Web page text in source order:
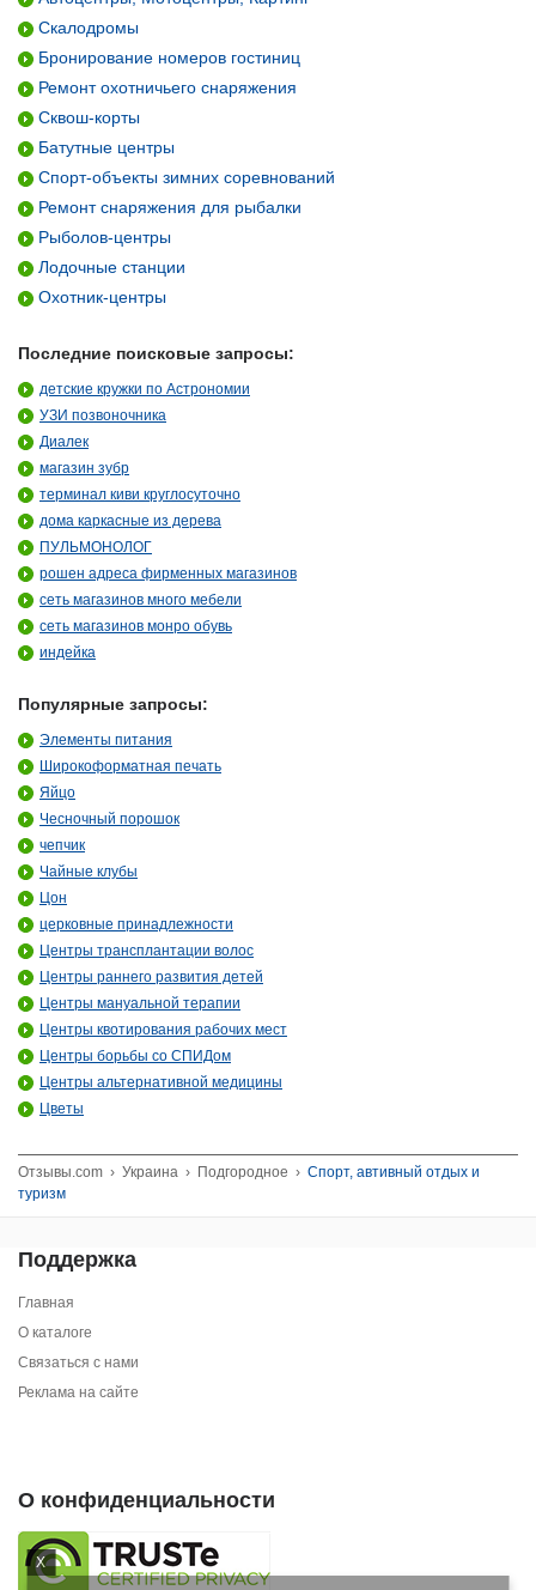
X
Скалодромы
Бронирование номеров гостиниц
Ремонт охотничьего снаряжения
Сквош-корты
Батутные центры
Спорт-объекты зимних соревнований
Ремонт снаряжения для рыбалки
Рыболов-центры
Лодочные станции
Охотник-центры
Последние поисковые запросы:
детские кружки по Астрономии
УЗИ позвоночника
Диалек
магазин зубр
терминал киви круглосуточно
дома каркасные из дерева
ПУЛЬМОНОЛОГ
рошен адреса фирменных магазинов
сеть магазинов много мебели
сеть магазинов монро обувь
индейка
Популярные запросы:
Элементы питания
Широкоформатная печать
Яйцо
Чесночный порошок
чепчик
Чайные клубы
Цон
церковные принадлежности
Центры трансплантации волос
Центры раннего развития детей
Центры мануальной терапии
Центры квотирования рабочих мест
Центры борьбы со СПИДом
Центры альтернативной медицины
Цветы
Отзывы.com › Украина › Подгородное › Спорт, автивный отдых и
туризм
Поддержка
Главная
О каталоге
Связаться с нами
Реклама на сайте
О конфиденциальности